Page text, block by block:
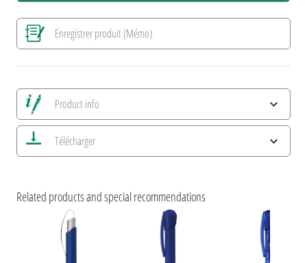
Enregistrer produit (Mémo)
Product info
Alle Ansichten speichern
Enregistrer image actuelle
Informations d'impression
Télécharger
Related products and special recommendations